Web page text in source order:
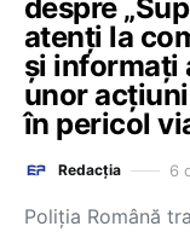
despre
atenți la
și informați
unor
în pericol
Redacția 6
Poliția Română